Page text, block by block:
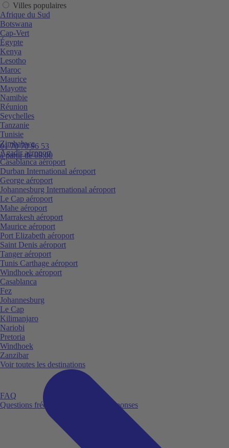
01 70 70 96 53
à partir de 09:00
FAQ
Questions fréquemment posées et réponses
Villes populaires
Afrique du Sud
Botswana
Cap-Vert
Égypte
Kenya
Lesotho
Maroc
Maurice
Mayotte
Namibie
Réunion
Seychelles
Tanzanie
Tunisie
Zimbabwe
Agadir aéroport
Casablanca aéroport
Durban International aéroport
George aéroport
Johannesburg International aéroport
Le Cap aéroport
Mahe aéroport
Marrakesh aéroport
Maurice aéroport
Port Elizabeth aéroport
Saint Denis aéroport
Tanger aéroport
Tunis Carthage aéroport
Windhoek aéroport
Casablanca
Fez
Johannesburg
Le Cap
Kilimanjaro
Nariobi
Pretoria
Windhoek
Zanzibar
Voir toutes les destinations